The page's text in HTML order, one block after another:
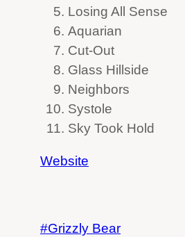
Losing All Sense
Aquarian
Cut-Out
Glass Hillside
Neighbors
Systole
Sky Took Hold
Website
Grizzly Bear